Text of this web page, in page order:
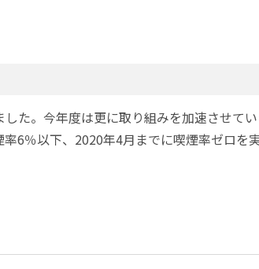
た。今年度は更に取り組みを加速させて
6％以下、2020年4月までに喫煙率ゼロを実